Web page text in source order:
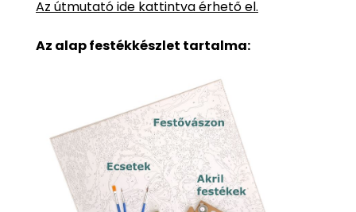
Az útmutató ide kattintva érhető el.
Az alap festékkészlet tartalma: